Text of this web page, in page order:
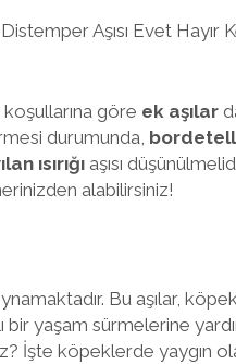
Aşısı Evet Hayır
koşullarına göre ek aşılar
durumunda,
ısırığıaşısı
alabilirsiniz!
Bu aşılar,
bir yaşam sürmelerine
İşte köpeklerde yaygın